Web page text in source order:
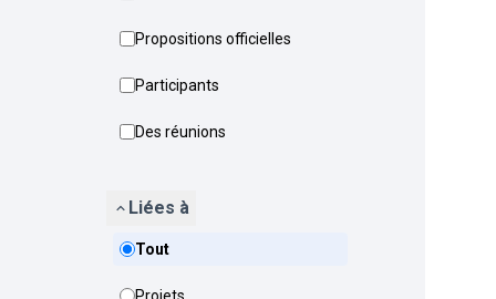
Propositions officielles
Participants
Des réunions
Liées à
Tout